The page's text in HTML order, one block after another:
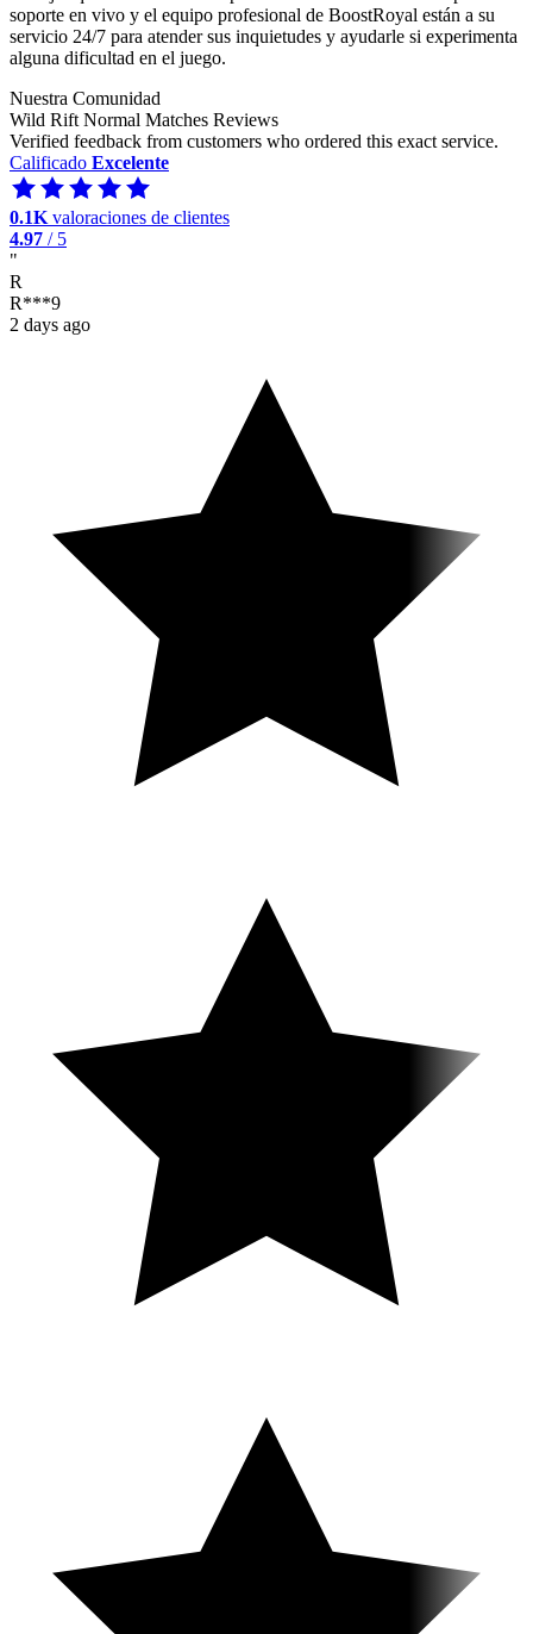
soporte en vivo y el equipo profesional de BoostRoyal están a su
servicio 24/7 para atender sus inquietudes y ayudarle si experimenta
alguna dificultad en el juego.
Nuestra Comunidad
Wild Rift Normal Matches Reviews
Verified feedback from customers who ordered this exact service.
Calificado Excelente
0.1Kvaloraciones de clientes
4.97 / 5
"
R
R***9
2 days ago